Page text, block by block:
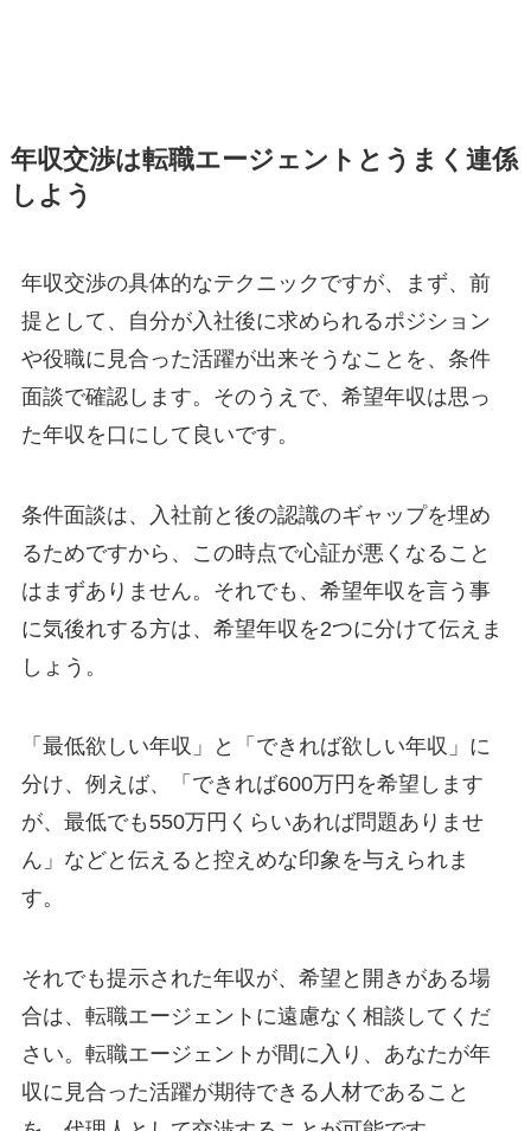
年収交渉は転職エージェントとうまく連係
しよう
年収交渉の具体的なテクニックですが、まず、前
提として、自分が入社後に求められるポジション
や役職に見合った活躍が出来そうなことを、条件
面談で確認します。そのうえで、希望年収は思っ
た年収を口にして良いです。
条件面談は、入社前と後の認識のギャップを埋め
るためですから、この時点で心証が悪くなること
はまずありません。それでも、希望年収を言う事
に気後れする方は、希望年収を2つに分けて伝えま
しょう。
「最低欲しい年収」と「できれば欲しい年収」に
分け、例えば、「できれば600万円を希望します
が、最低でも550万円くらいあれば問題ありませ
ん」などと伝えると控えめな印象を与えられま
す。
それでも提示された年収が、希望と開きがある場
合は、転職エージェントに遠慮なく相談してくだ
さい。転職エージェントが間に入り、あなたが年
収に見合った活躍が期待できる人材であること